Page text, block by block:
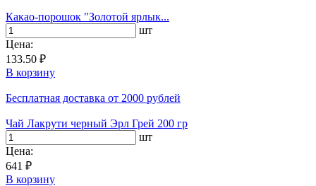
Какао-порошок "Золотой ярлык...
шт
Цена:
133.50 ₽
В корзину
Бесплатная доставка от 2000 рублей
Чай Лакрути черный Эрл Грей 200 гр
шт
Цена:
641 ₽
В корзину